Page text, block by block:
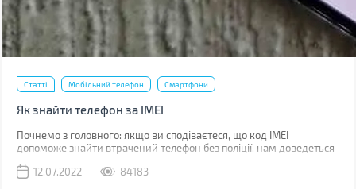
Статті Мобільний телефон Смартфони
Як знайти телефон за IMEI
Почнемо з головного: якщо ви сподіваєтеся, що код IMEI
допоможе знайти втрачений телефон без поліції, нам доведеться
допоможе абсолютно. Якщо його вкрали, IMEI слід повідомити
12.07.2022 84183